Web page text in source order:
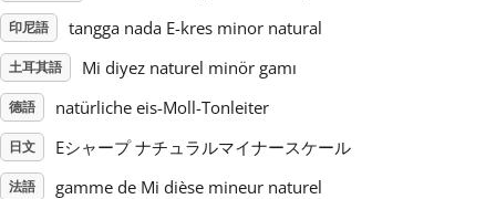
Русский
Svenska
Tiếng Việt
印尼語 tangga nada E-kres minor natural
土耳其語 Mi diyez naturel minör gamı
德語 natürliche eis-Moll-Tonleiter
日文 Eシャープ ナチュラルマイナースケール
法語 gamme de Mi dièse mineur naturel